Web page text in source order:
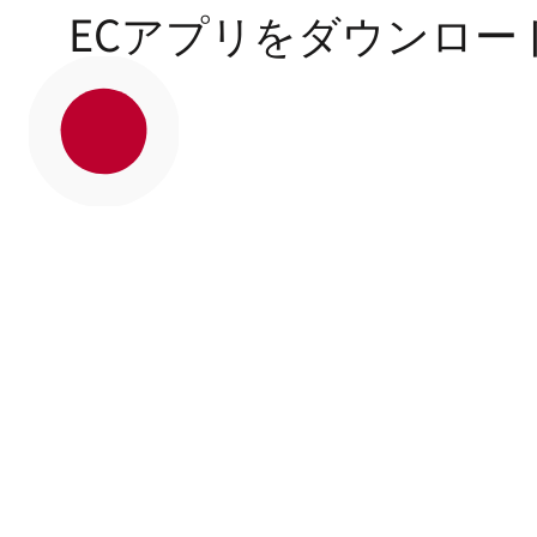
ECアプリをダウンロー